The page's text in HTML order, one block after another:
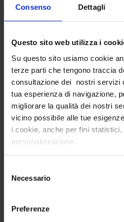
Consenso Dettagli
Questo sito web utilizza i
Su questo sito usiamo cookie
terze parti che tengono traccia
consultazione dei nostri servizi
tua esperienza di navigazione,
migliorare la qualità dei nostri
vicino possibile alle tue
i cookie, anche per fini
personalizzazione.
delNecessario
Preferenze
Cosa imparerai:
conoscere meglio le
nella tua azienda
capire l’impatto degli
sull'atteggiamento al
usare in sinergia 4
generazioni, macro-
personas, tribes
cambiare prospettiva
dei lavoratori
analizzare open data
vincenti